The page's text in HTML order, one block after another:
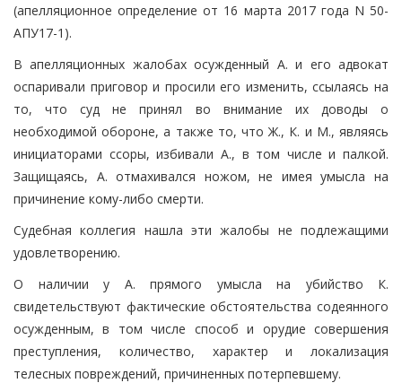
(апелляционное определение от 16 марта 2017 года N 50-
АПУ17-1).
В апелляционных жалобах осужденный А. и его адвокат
оспаривали приговор и просили его изменить, ссылаясь на
то, что суд не принял во внимание их доводы о
необходимой обороне, а также то, что Ж., К. и М., являясь
инициаторами ссоры, избивали А., в том числе и палкой.
Защищаясь, А. отмахивался ножом, не имея умысла на
причинение кому-либо смерти.
Судебная коллегия нашла эти жалобы не подлежащими
удовлетворению.
О наличии у А. прямого умысла на убийство К.
свидетельствуют фактические обстоятельства содеянного
осужденным, в том числе способ и орудие совершения
преступления, количество, характер и локализация
телесных повреждений, причиненных потерпевшему.